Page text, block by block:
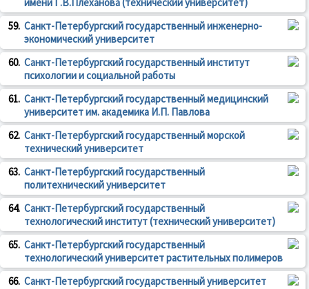
имени Г.В.Плеханова (технический университет)
59. Санкт-Петербургский государственный инженерно-
экономический университет
60. Санкт-Петербургский государственный институт
психологии и социальной работы
61. Санкт-Петербургский государственный медицинский
университет им. академика И.П. Павлова
62. Санкт-Петербургский государственный морской
технический университет
63. Санкт-Петербургский государственный
политехнический университет
64. Санкт-Петербургский государственный
технологический институт (технический университет)
65. Санкт-Петербургский государственный
технологический университет растительных полимеров
66. Санкт-Петербургский государственный университет